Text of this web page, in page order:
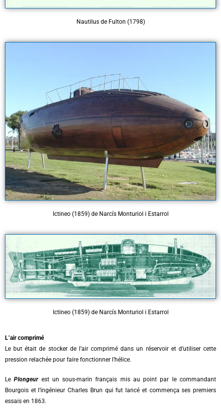
Nautilus de Fulton (1798)
Ictineo (1859) de Narcís Monturiol i Estarrol
Ictineo (1859) de Narcís Monturiol i Estarrol
L’air comprimé
Le but était de stocker de l’air comprimé dans un réservoir et d’utiliser cette
pression relachée pour faire fonctionner l’hélice.
LePlongeurest un sous-marin français mis au point par le commandant
Bourgois et l’ingénieur Charles Brun qui fut lancé et commença ses premiers
essais en 1863.